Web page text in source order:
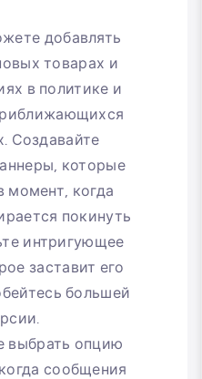
добавлять
товарах и
в политике и
Создавайте
которые
момент, когда
покинуть
интригующее
заставит его
большей
выбрать опцию
сообщения